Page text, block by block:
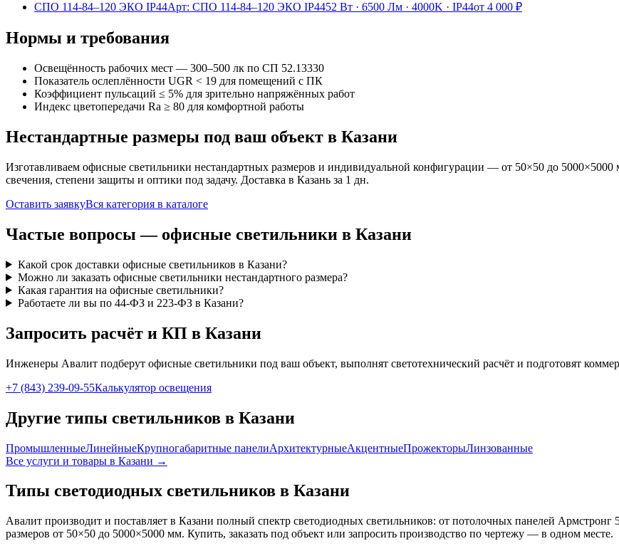
СПО 114-84–120 ЭКО IP44Арт: СПО 114-84–120 ЭКО IP4452 Вт · 6500 Лм · 4000K · IP44от 4 000 ₽
Нормы и требования
Освещённость рабочих мест — 300–500 лк по СП 52.13330
Показатель ослеплённости UGR < 19 для помещений с ПК
Коэффициент пульсаций ≤ 5% для зрительно напряжённых работ
Индекс цветопередачи Ra ≥ 80 для комфортной работы
Нестандартные размеры под ваш объект в Казани
Изготавливаем офисные светильники нестандартных размеров и индивидуальной конфигурации — от 50×50 до
свечения, степени защиты и оптики под задачу. Доставка в Казань за 1 дн.
Оставить заявкуВся категория в каталоге
Частые вопросы — офисные светильники в Казани
Какой срок доставки офисные светильников в Казани?
Можно ли заказать офисные светильники нестандартного размера?
Какая гарантия на офисные светильники?
Работаете ли вы по 44-ФЗ и 223-ФЗ в Казани?
Запросить расчёт и КП в Казани
Инженеры Авалит подберут офисные светильники под ваш объект, выполнят светотехнический расчёт и подготовят
+7 (843) 239-09-55Калькулятор освещения
Другие типы светильников в Казани
ПромышленныеЛинейныеКрупногабаритные панелиАрхитектурныеАкцентныеПрожекторыЛинзованные
Все услуги и товары в Казани →
Типы светодиодных светильников в Казани
Авалит производит и поставляет в Казани полный спектр светодиодных светильников: от потолочных панелей
размеров от 50×50 до 5000×5000 мм. Купить, заказать под объект или запросить производство по чертежу — в одном месте.